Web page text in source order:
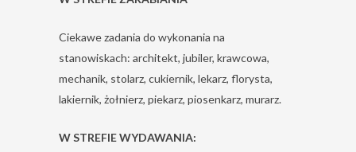
Ciekawe zadania do wykonania na
stanowiskach: architekt, jubiler, krawcowa,
mechanik, stolarz, cukiernik, lekarz, florysta,
lakiernik, żołnierz, piekarz, piosenkarz, murarz.
W STREFIE WYDAWANIA: